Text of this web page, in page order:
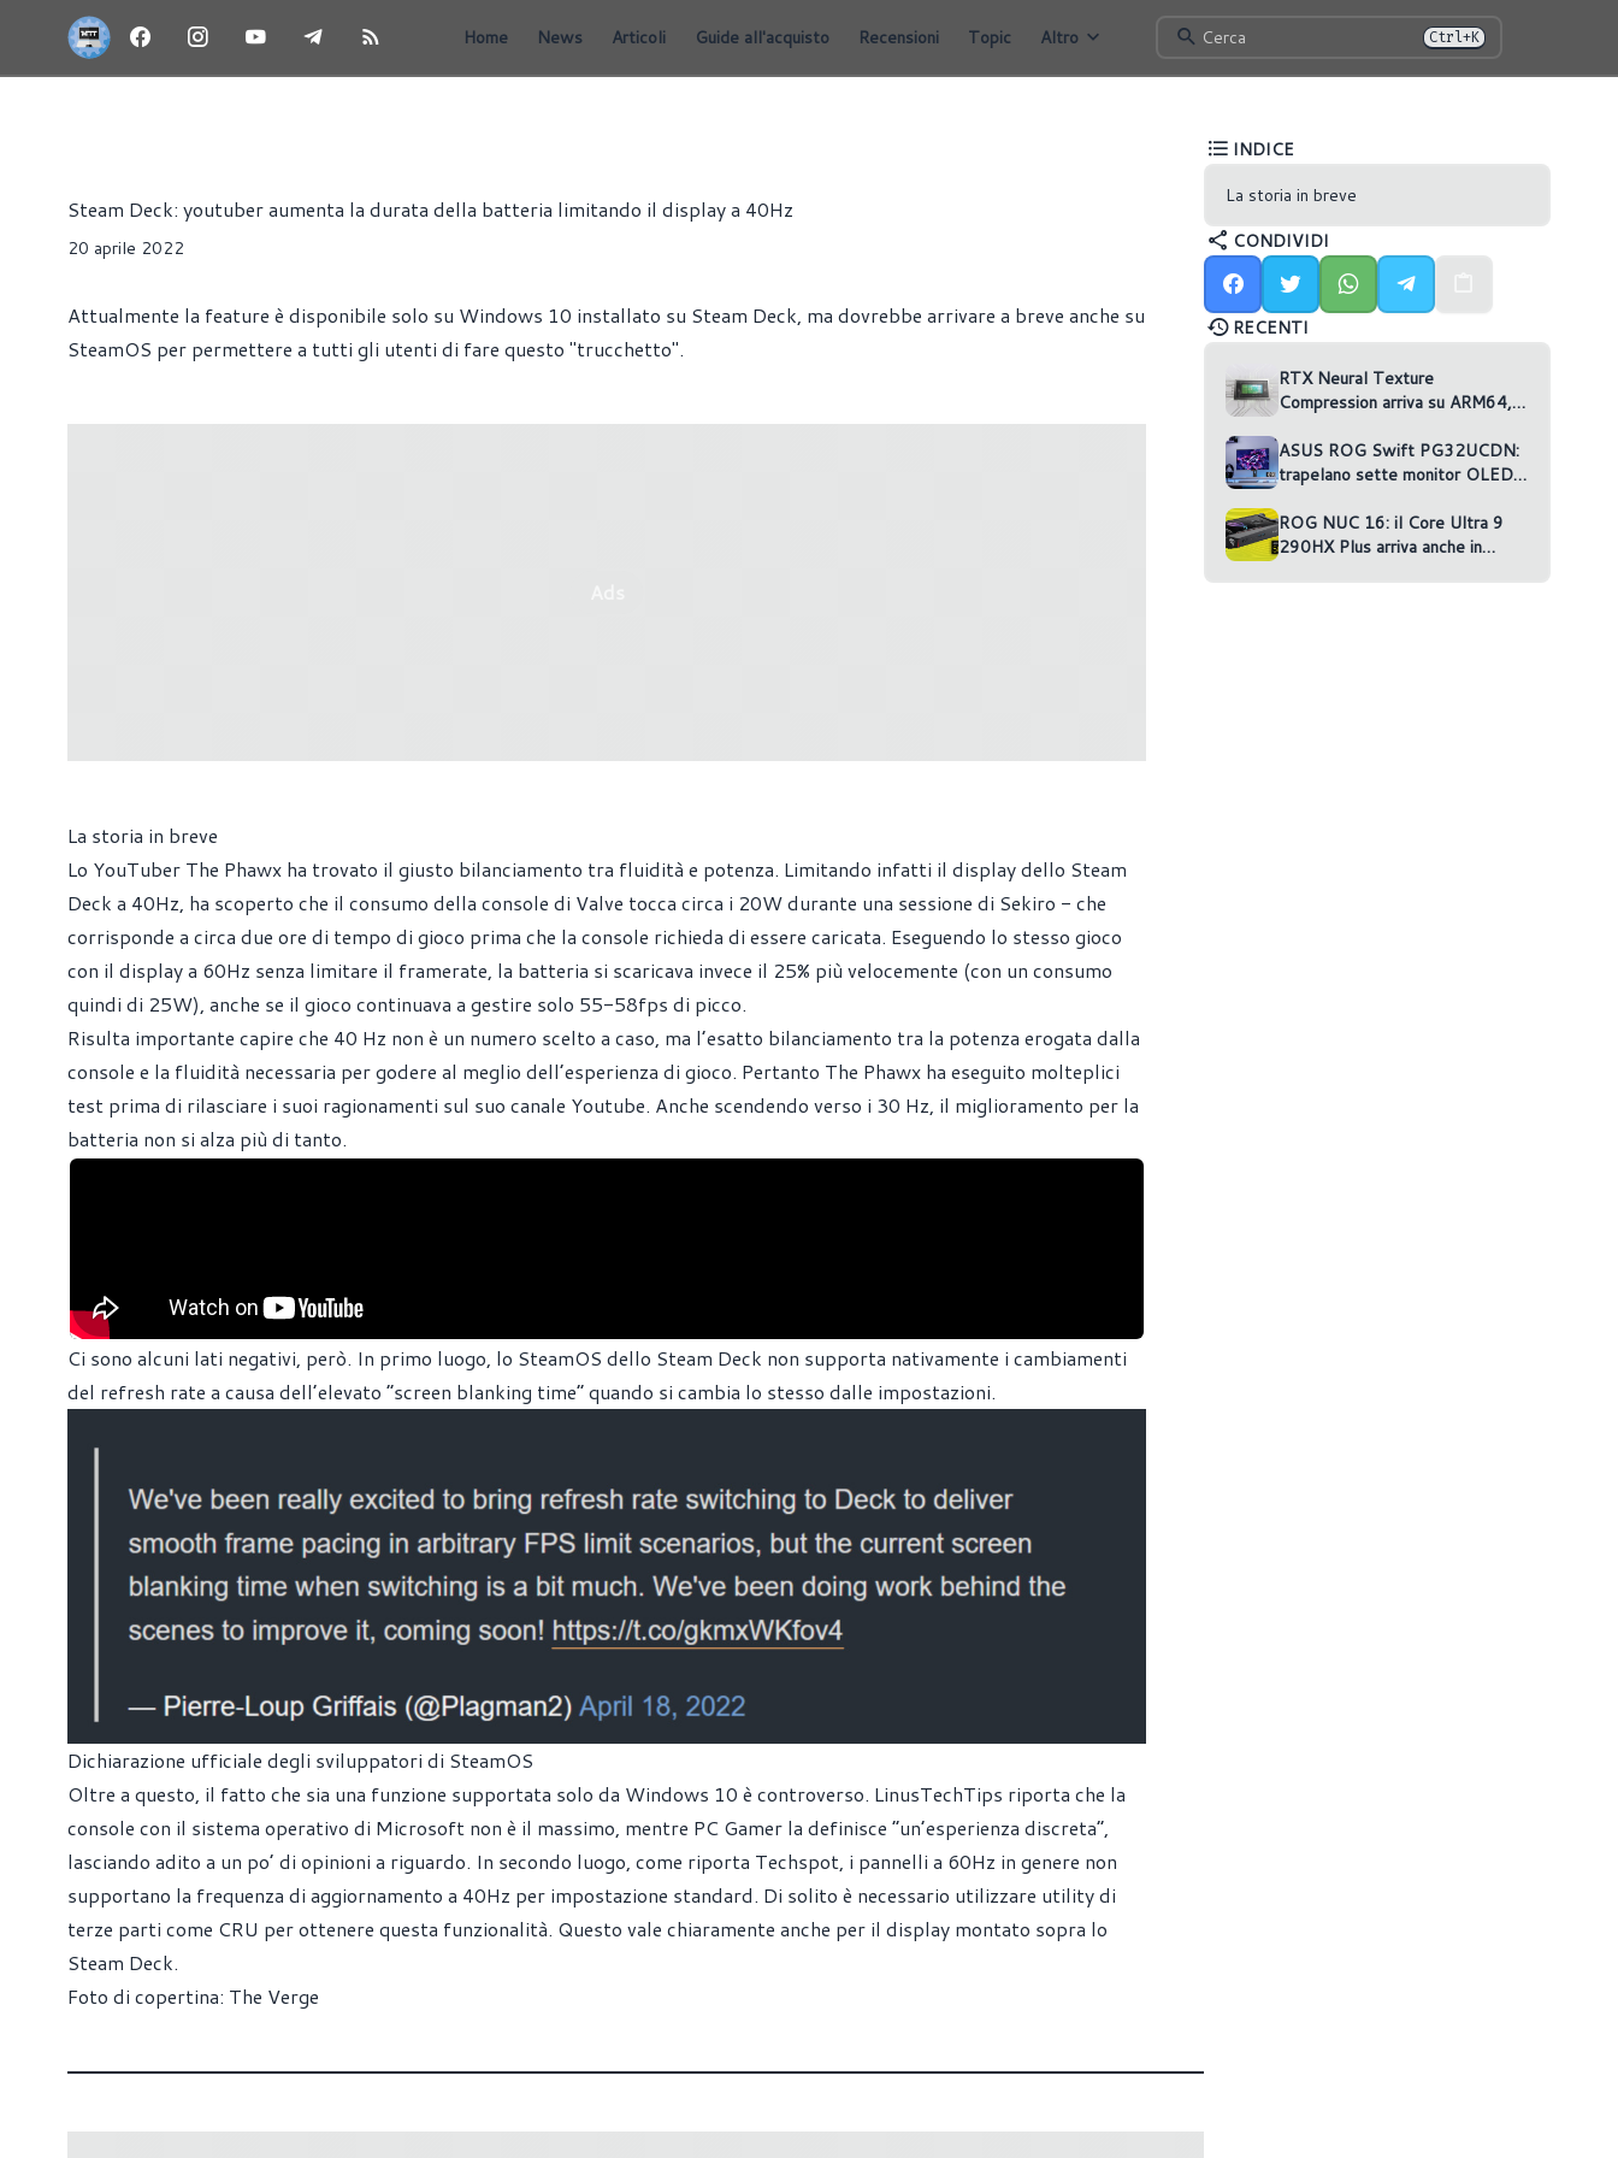
Home News Articoli Guide all'acquisto Recensioni Topic Altro Cerca Ctrl+K
Steam Deck: youtuber aumenta la durata della batteria limitando il display a 40Hz
20 aprile 2022
Attualmente la feature è disponibile solo su Windows 10 installato su Steam Deck, ma dovrebbe arrivare a breve anche su
SteamOS per permettere a tutti gli utenti di fare questo "trucchetto".
La storia in breve
Lo YouTuber The Phawx ha trovato il giusto bilanciamento tra fluidità e potenza. Limitando infatti il display dello Steam
Deck a 40Hz, ha scoperto che il consumo della console di Valve tocca circa i 20W durante una sessione di Sekiro - che
corrisponde a circa due ore di tempo di gioco prima che la console richieda di essere caricata. Eseguendo lo stesso gioco
con il display a 60Hz senza limitare il framerate, la batteria si scaricava invece il 25% più velocemente (con un consumo
quindi di 25W), anche se il gioco continuava a gestire solo 55-58fps di picco.
Risulta importante capire che 40 Hz non è un numero scelto a caso, ma l’esatto bilanciamento tra la potenza erogata dalla
console e la fluidità necessaria per godere al meglio dell’esperienza di gioco. Pertanto The Phawx ha eseguito molteplici
test prima di rilasciare i suoi ragionamenti sul suo canale Youtube. Anche scendendo verso i 30 Hz, il miglioramento per la
batteria non si alza più di tanto.
Ci sono alcuni lati negativi, però. In primo luogo, lo SteamOS dello Steam Deck non supporta nativamente i cambiamenti
del refresh rate a causa dell’elevato “screen blanking time” quando si cambia lo stesso dalle impostazioni.
Dichiarazione ufficiale degli sviluppatori di SteamOS
Oltre a questo, il fatto che sia una funzione supportata solo da Windows 10 è controverso. LinusTechTips riporta che la
console con il sistema operativo di Microsoft non è il massimo, mentre PC Gamer la definisce “un’esperienza discreta”,
lasciando adito a un po’ di opinioni a riguardo. In secondo luogo, come riporta Techspot, i pannelli a 60Hz in genere non
supportano la frequenza di aggiornamento a 40Hz per impostazione standard. Di solito è necessario utilizzare utility di
terze parti come CRU per ottenere questa funzionalità. Questo vale chiaramente anche per il display montato sopra lo
Steam Deck.
Foto di copertina: The Verge
INDICE
La storia in breve
CONDIVIDI
RECENTI
RTX Neural Texture
Compression arriva su ARM64,
ASUS ROG Swift PG32UCDN:
trapelano sette monitor OLED
ROG NUC 16: il Core Ultra 9
290HX Plus arriva anche in